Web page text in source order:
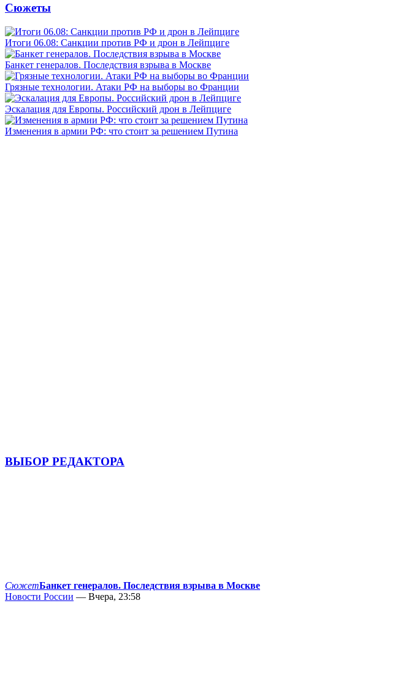
Сюжеты
Итоги 06.08: Санкции против РФ и дрон в Лейпциге
Банкет генералов. Последствия взрыва в Москве
Грязные технологии. Атаки РФ на выборы во Франции
Эскалация для Европы. Российский дрон в Лейпциге
Изменения в армии РФ: что стоит за решением Путина
ВЫБОР РЕДАКТОРА
СюжетБанкет генералов. Последствия взрыва в Москве
Новости России — Вчера, 23:58